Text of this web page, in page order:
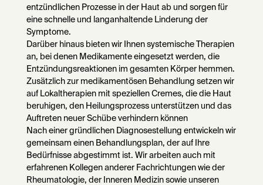
entzündlichen Prozesse in der Haut ab und sorgen für
eine schnelle und langanhaltende Linderung der
Symptome.
Darüber hinaus bieten wir Ihnen systemische Therapien
an, bei denen Medikamente eingesetzt werden, die
Entzündungsreaktionen im gesamten Körper hemmen.
Zusätzlich zur medikamentösen Behandlung setzen wir
auf Lokaltherapien mit speziellen Cremes, die die Haut
beruhigen, den Heilungsprozess unterstützen und das
Auftreten neuer Schübe verhindern können
Nach einer gründlichen Diagnosestellung entwickeln wir
gemeinsam einen Behandlungsplan, der auf Ihre
Bedürfnisse abgestimmt ist. Wir arbeiten auch mit
erfahrenen Kollegen anderer Fachrichtungen wie der
Rheumatologie, der Inneren Medizin sowie unseren